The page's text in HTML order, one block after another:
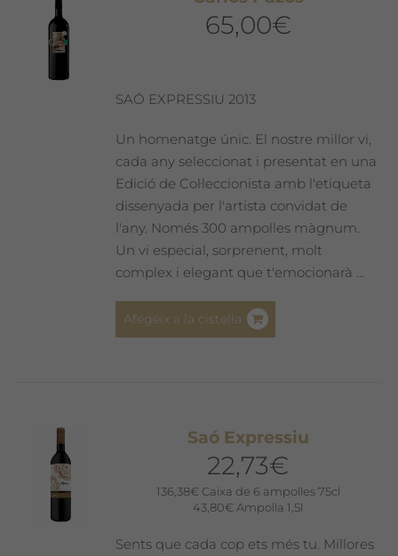
65,00€
SAÓ EXPRESSIU 2013
Un homenatge únic. El nostre millor vi,
cada any seleccionat i presentat en una
Edició de Col·leccionista amb l'etiqueta
dissenyada per l'artista convidat de
l'any. Només 300 ampolles màgnum.
Un vi especial, sorprenent, molt
complex i elegant que t'emocionarà ...
Afegeix a la cistella
Saó Expressiu
22,73€
136,38€ Caixa de 6 ampolles 75cl
43,80€ Ampolla 1,5l
Sents que cada cop ets més tu. Millores